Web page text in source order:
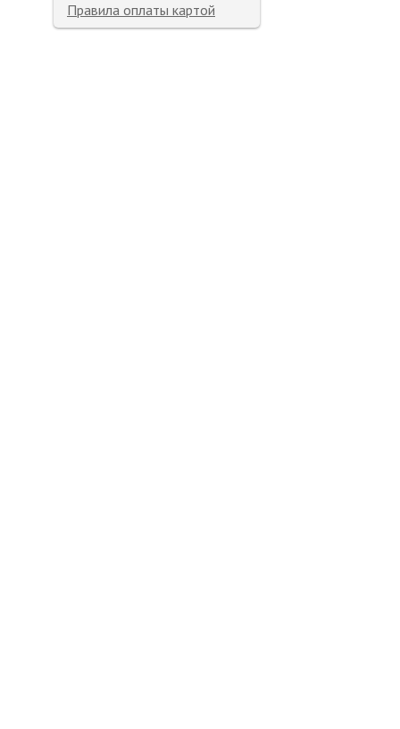
Правила оплаты картой